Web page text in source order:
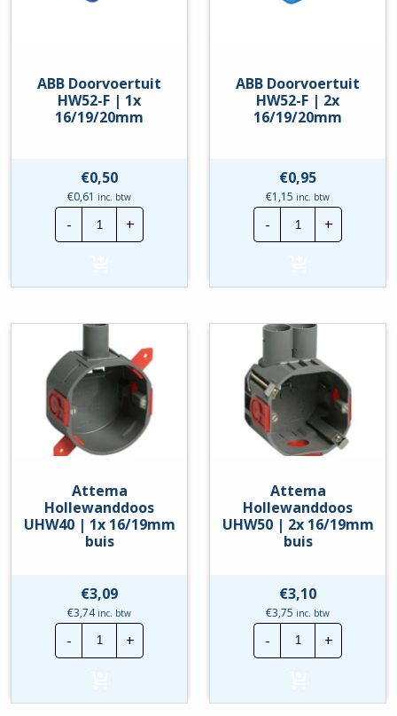
ABB Doorvoertuit
HW52-F | 1x
16/19/20mm
€0,50
€0,61 inc. btw
-
ABB
Doorvoertuit
HW52-
1x
+
ABB Doorvoertuit
HW52-F | 2x
16/19/20mm
€0,95
€1,15 inc. btw
-
ABB
Doorvoertuit
HW52-
2x
+
Attema
Hollewanddoos
UHW40 | 1x 16/19mm
buis
€3,09
€3,74inc. btw
-
Attema
Hollewanddoos
UHW40
16/19mm
+
Attema
Hollewanddoos
UHW50 | 2x 16/19mm
buis
€3,10
€3,75 inc. btw
-
Attema
UHW50
16/19mm
+